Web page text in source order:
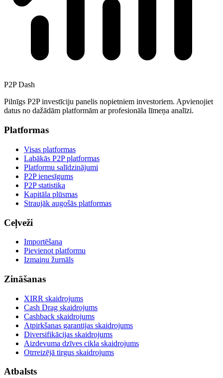
P2P Dash
Pilnīgs P2P investīciju panelis nopietniem investoriem. Apvienojiet
datus no dažādām platformām ar profesionāla līmeņa analīzi.
Platformas
Visas platformas
Labākās P2P platformas
Platformu salīdzinājumi
P2P ienesīgums
P2P statistika
Kapitāla plūsmas
Straujāk augošās platformas
Ceļveži
Importēšana
Pievienot platformu
Izmaiņu žurnāls
Zināšanas
XIRR skaidrojums
Cash Drag skaidrojums
Cashback skaidrojums
Atpirkšanas garantijas skaidrojums
Diversifikācijas skaidrojums
Aizdevuma dzīves cikla skaidrojums
Otrreizējā tirgus skaidrojums
Atbalsts